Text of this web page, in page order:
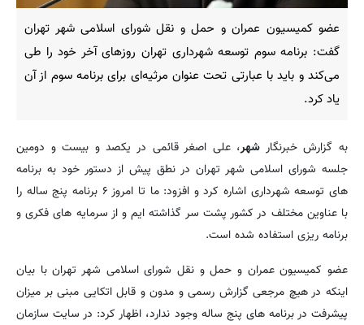
عضو کمیسیون عمران و حمل و نقل شورای اسلامی شهر تهران
گفت: برنامه سوم توسعه شهرداری تهران روزهای آخر خود را طی
می‌کند و باید با عبارتی تحت عنوان مرثیه‌ای برای برنامه سوم از آن
یاد کرد.
به گزارش خبرنگار شهر، علی اصغر قائمی در یکصد و بیست و دومین
جلسه شورای اسلامی شهر تهران در نطق پیش از دستور خود به برنامه
های توسعه شهرداری اشاره کرد و افزود: ما تا امروز ۶ برنامه پنج ساله را
با عناوین مختلف در کشور پشت سر گذاشته ایم و از سرمایه های فکری و
برنامه ریزی استفاده شده است.
عضو کمیسیون عمران و حمل و نقل شورای اسلامی شهر تهران با بیان
اینکه در هیچ مرجعی گزارش رسمی و مدون و قابل اتکایی مبنی بر میزان
پیشرفت در برنامه های پنج ساله وجود ندارد، اظهار کرد: در سایت سازمان